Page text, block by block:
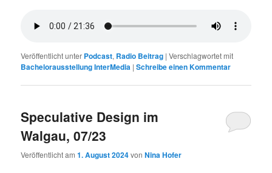
Veröffentlicht unter Podcast, Radio Beitrag |Verschlagwortet mit
Bachelorausstellung InterMedia |Schreibe einen Kommentar
Speculative Design im
Walgau, 07/23
Veröffentlicht am1. August 2024vonNina Hofer